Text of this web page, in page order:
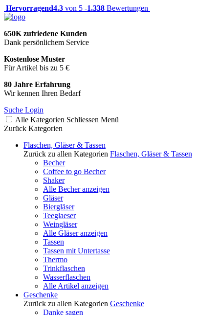
Hervorragend4.3 von 5 -1.338 Bewertungen
650K zufriedene Kunden
Dank persönlichem Service
Kostenlose Muster
Für Artikel bis zu 5 €
80 Jahre Erfahrung
Wir kennen Ihren Bedarf
Suche Login
Alle Kategorien Schliessen Menü
Zurück Kategorien
Flaschen, Gläser & Tassen
Zurück zu allen Kategorien Flaschen, Gläser & Tassen
Becher
Coffee to go Becher
Shaker
Alle Becher anzeigen
Gläser
Biergläser
Teeglaeser
Weingläser
Alle Gläser anzeigen
Tassen
Tassen mit Untertasse
Thermo
Trinkflaschen
Wasserflaschen
Alle Artikel anzeigen
Geschenke
Zurück zu allen Kategorien Geschenke
Danke sagen